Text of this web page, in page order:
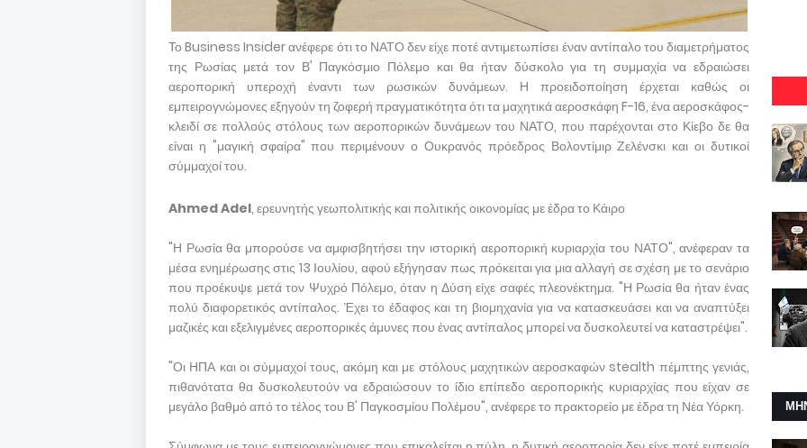
Το Business Insider ανέφερε ότι το ΝΑΤΟ δεν είχε ποτέ αντιμετωπίσει έναν αντίπαλο του διαμετρήματος
της Ρωσίας μετά τον Β' Παγκόσμιο Πόλεμο και θα ήταν δύσκολο για τη συμμαχία να εδραιώσει
αεροπορική υπεροχή έναντι των ρωσικών δυνάμεων. Η προειδοποίηση έρχεται καθώς οι
εμπειρογνώμονες εξηγούν τη ζοφερή πραγματικότητα ότι τα μαχητικά αεροσκάφη F-16, ένα αεροσκάφος-
κλειδί σε πολλούς στόλους των αεροπορικών δυνάμεων του ΝΑΤΟ, που παρέχονται στο Κίεβο δε θα
είναι η "μαγική σφαίρα" που περιμένουν ο Ουκρανός πρόεδρος Βολοντίμιρ Ζελένσκι και οι δυτικοί
σύμμαχοί του.
Ahmed Adel, ερευνητής γεωπολιτικής και πολιτικής οικονομίας με έδρα το Κάιρο
"Η Ρωσία θα μπορούσε να αμφισβητήσει την ιστορική αεροπορική κυριαρχία του ΝΑΤΟ", ανέφεραν τα
μέσα ενημέρωσης στις 13 Ιουλίου, αφού εξήγησαν πως πρόκειται για μια αλλαγή σε σχέση με το σενάριο
που προέκυψε μετά τον Ψυχρό Πόλεμο, όταν η Δύση είχε σαφές πλεονέκτημα. "Η Ρωσία θα ήταν ένας
πολύ διαφορετικός αντίπαλος. Έχει το έδαφος και τη βιομηχανία για να κατασκευάσει και να αναπτύξει
μαζικές και εξελιγμένες αεροπορικές άμυνες που ένας αντίπαλος μπορεί να δυσκολευτεί να καταστρέψει".
"Οι ΗΠΑ και οι σύμμαχοί τους, ακόμη και με στόλους μαχητικών αεροσκαφών stealth πέμπτης γενιάς,
πιθανότατα θα δυσκολευτούν να εδραιώσουν το ίδιο επίπεδο αεροπορικής κυριαρχίας που είχαν σε
μεγάλο βαθμό από το τέλος του Β' Παγκοσμίου Πολέμου", ανέφερε το πρακτορείο με έδρα τη Νέα Υόρκη.